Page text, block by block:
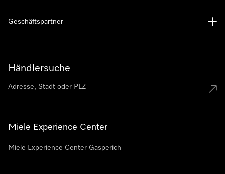
Händlersuche
Miele Experience Center
Miele Experience Center Gasperich
Geschäftspartner